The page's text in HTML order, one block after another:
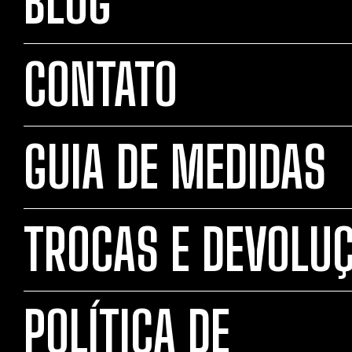
CONTATO
GUIA DE MEDIDAS
TROCAS E
POLÍTICA DE